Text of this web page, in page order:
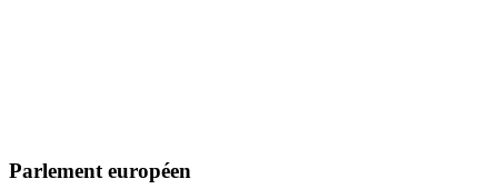
Parlement européen